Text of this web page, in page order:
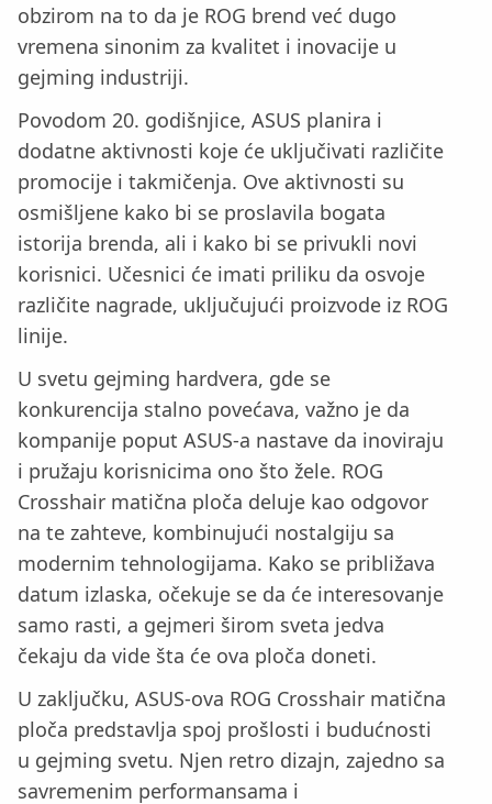
obzirom na to da je ROG brend već dugo
vremena sinonim za kvalitet i inovacije u
gejming industriji.
Povodom 20. godišnjice, ASUS planira i
dodatne aktivnosti koje će uključivati različite
promocije i takmičenja. Ove aktivnosti su
osmišljene kako bi se proslavila bogata
istorija brenda, ali i kako bi se privukli novi
korisnici. Učesnici će imati priliku da osvoje
različite nagrade, uključujući proizvode iz ROG
linije.
U svetu gejming hardvera, gde se
konkurencija stalno povećava, važno je da
kompanije poput ASUS-a nastave da inoviraju
i pružaju korisnicima ono što žele. ROG
Crosshair matična ploča deluje kao odgovor
na te zahteve, kombinujući nostalgiju sa
modernim tehnologijama. Kako se približava
datum izlaska, očekuje se da će interesovanje
samo rasti, a gejmeri širom sveta jedva
čekaju da vide šta će ova ploča doneti.
U zaključku, ASUS-ova ROG Crosshair matična
ploča predstavlja spoj prošlosti i budućnosti
u gejming svetu. Njen retro dizajn, zajedno sa
savremenim performansama i